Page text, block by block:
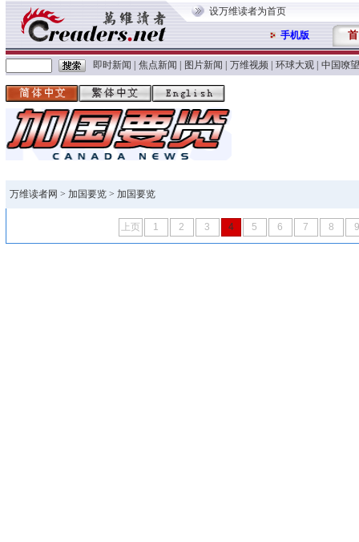
设万维读者为首页
手机版 首
即时新闻 焦点新闻 图片新闻 万维视频 环球大观 中国嘹望
万维读者网 > 加国要览 > 加国要览
上页 1 2 3 4 5 6 7 8 9